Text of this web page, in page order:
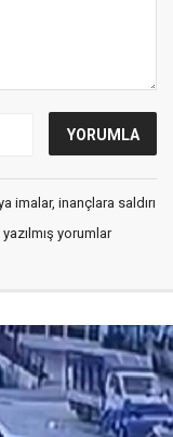
imalar, inançlara saldırı
yorumlar